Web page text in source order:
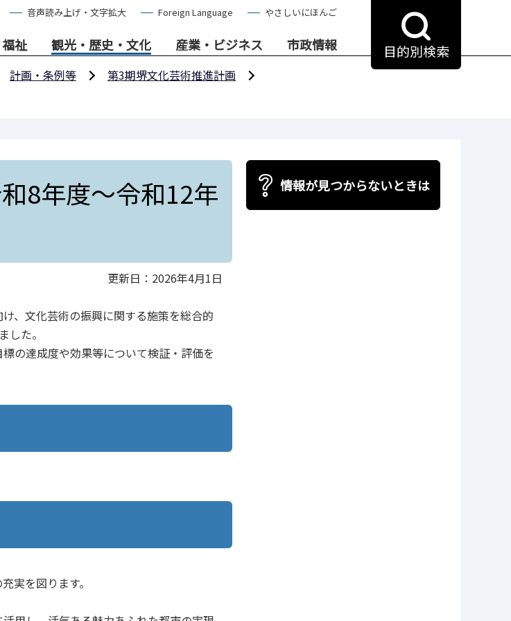
音声読み上げ・文字拡大 Foreign Language やさしいにほんご
祉 観光・歴史・文化 産業・ビジネス 市政情報 目的別検索
計画・条例等
第3期堺文化芸術推進計画
8年度～令和12年
更新日：2026年4月1日
、文化芸術の振興に関する施策を総合的
た。
の達成度や効果等について検証・評価を
実を図ります。
情報が見つからないときは